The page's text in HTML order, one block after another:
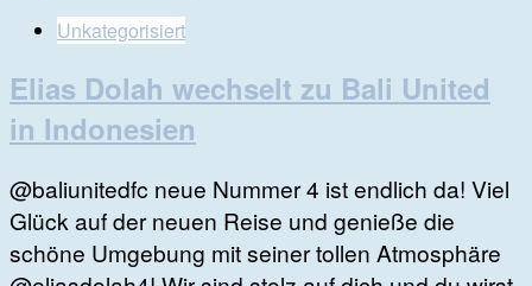
Unkategorisiert
Elias Dolah wechselt zu Bali United
in Indonesien
@baliunitedfc neue Nummer 4 ist endlich da! Viel
Glück auf der neuen Reise und genieße die
schöne Umgebung mit seiner tollen Atmosphäre